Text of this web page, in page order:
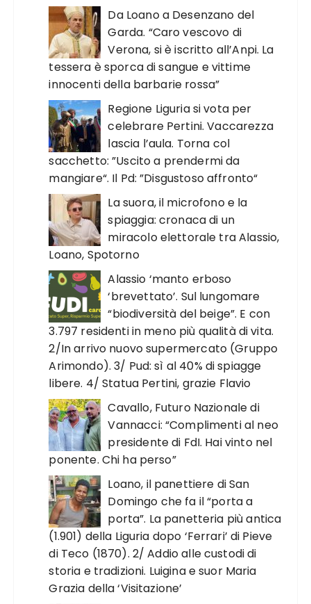
Da Loano a Desenzano del
Garda. “Caro vescovo di
Verona, si è iscritto all’Anpi. La
tessera è sporca di sangue e vittime
innocenti della barbarie rossa”
Regione Liguria si vota per
celebrare Pertini. Vaccarezza
lascia l’aula. Torna col
sacchetto: ”Uscito a prendermi da
mangiare“. Il Pd: ”Disgustoso affronto“
La suora, il microfono e la
spiaggia: cronaca di un
miracolo elettorale tra Alassio,
Loano, Spotorno
Alassio ‘manto erboso
‘brevettato’. Sul lungomare
“biodiversità del beige”. E con
3.797 residenti in meno più qualità di vita.
2/In arrivo nuovo supermercato (Gruppo
Arimondo). 3/ Pud: sì al 40% di spiagge
libere. 4/ Statua Pertini, grazie Flavio
Cavallo, Futuro Nazionale di
Vannacci: “Complimenti al neo
presidente di FdI. Hai vinto nel
ponente. Chi ha perso”
Loano, il panettiere di San
Domingo che fa il “porta a
porta”. La panetteria più antica
(1.901) della Liguria dopo ‘Ferrari’ di Pieve
di Teco (1870). 2/ Addio alle custodi di
storia e tradizioni. Luigina e suor Maria
Grazia della ‘Visitazione’